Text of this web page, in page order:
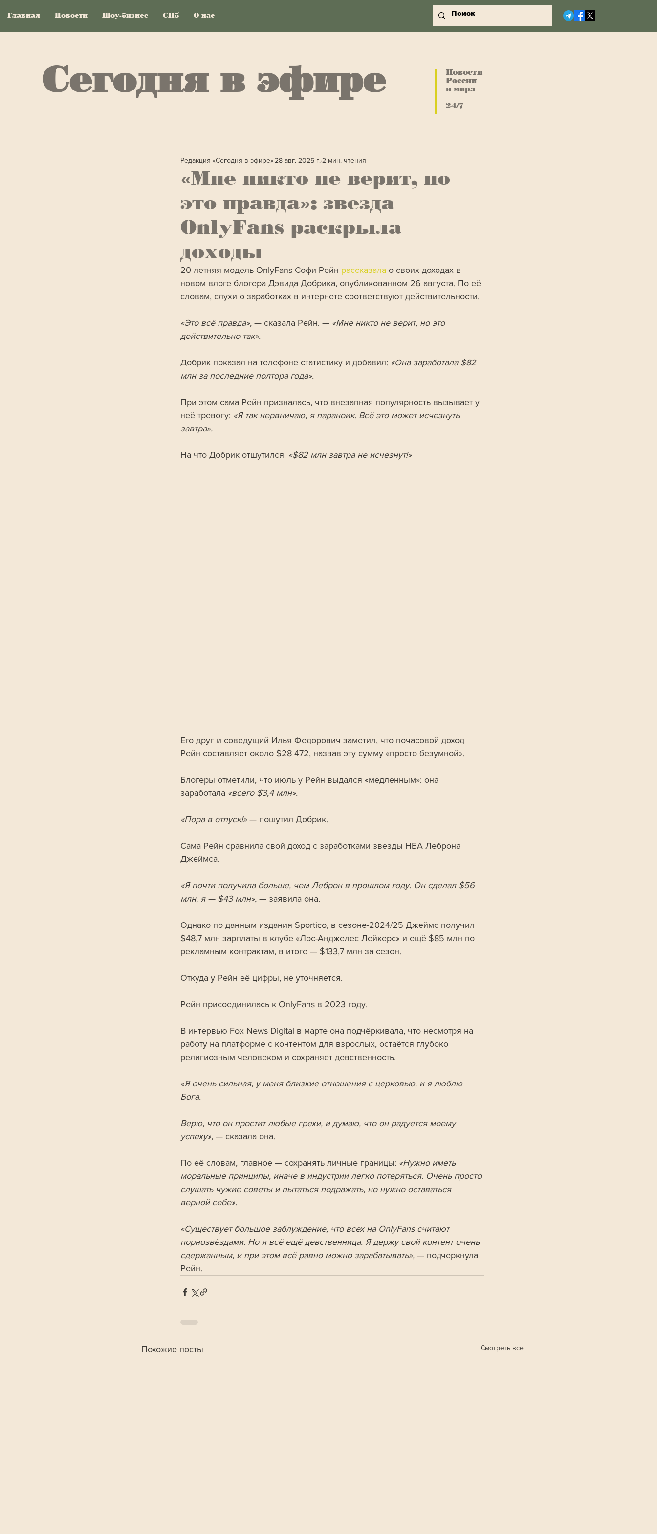
Главная Новости Шоу-бизнес СПб О нас
Сегодня в эфире
Новости
России
и мира
24/7
«Мне никто не верит, но
это правда»: звезда
OnlyFans раскрыла
доходы
Редакция «Сегодня в эфире» 28 авг. 2025 г. 2 мин. чтения
20-летняя модель OnlyFans Софи Рейн рассказала о своих доходах в
новом влоге блогера Дэвида Добрика, опубликованном 26 августа. По её
словам, слухи о заработках в интернете соответствуют действительности.
«Это всё правда», — сказала Рейн. — «Мне никто не верит, но это
действительно так».
Добрик показал на телефоне статистику и добавил: «Она заработала $82
млн за последние полтора года».
При этом сама Рейн призналась, что внезапная популярность вызывает у
неё тревогу: «Я так нервничаю, я параноик. Всё это может исчезнуть
завтра».
На что Добрик отшутился: «$82 млн завтра не исчезнут!»
Его друг и соведущий Илья Федорович заметил, что почасовой доход
Рейн составляет около $28 472, назвав эту сумму «просто безумной».
Блогеры отметили, что июль у Рейн выдался «медленным»: она
заработала «всего $3,4 млн».
«Пора в отпуск!» — пошутил Добрик.
Сама Рейн сравнила свой доход с заработками звезды НБА Леброна
Джеймса.
«Я почти получила больше, чем Леброн в прошлом году. Он сделал $56
млн, я — $43 млн», — заявила она.
Однако по данным издания Sportico, в сезоне-2024/25 Джеймс получил
$48,7 млн зарплаты в клубе «Лос-Анджелес Лейкерс» и ещё $85 млн по
рекламным контрактам, в итоге — $133,7 млн за сезон.
Откуда у Рейн её цифры, не уточняется.
Рейн присоединилась к OnlyFans в 2023 году.
В интервью Fox News Digital в марте она подчёркивала, что несмотря на
работу на платформе с контентом для взрослых, остаётся глубоко
религиозным человеком и сохраняет девственность.
«Я очень сильная, у меня близкие отношения с церковью, и я люблю
Бога.
Верю, что он простит любые грехи, и думаю, что он радуется моему
успеху», — сказала она.
По её словам, главное — сохранять личные границы: «Нужно иметь
моральные принципы, иначе в индустрии легко потеряться. Очень просто
слушать чужие советы и пытаться подражать, но нужно оставаться
верной себе».
«Существует большое заблуждение, что всех на OnlyFans считают
порнозвёздами. Но я всё ещё девственница. Я держу свой контент очень
сдержанным, и при этом всё равно можно зарабатывать», — подчеркнула
Рейн.
Похожие посты Смотреть все